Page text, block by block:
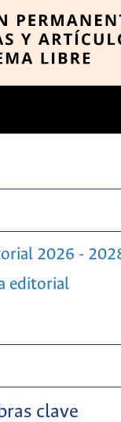
2026 -
editorial
clave